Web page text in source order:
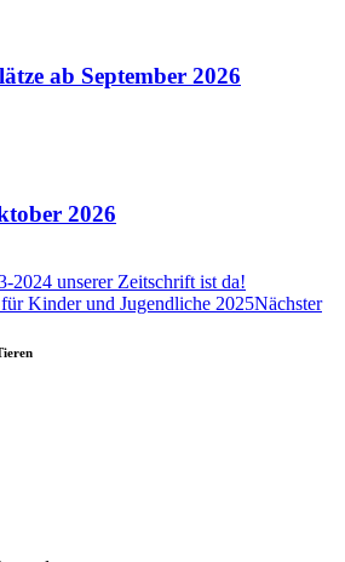
ab September 2026
2026
2024 unserer Zeitschrift ist da!
Kinder und Jugendliche 2025Nächster